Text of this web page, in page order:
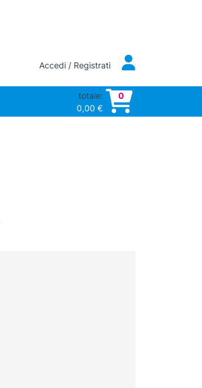
Accedi / Registrati
totale:
0,00 €
0